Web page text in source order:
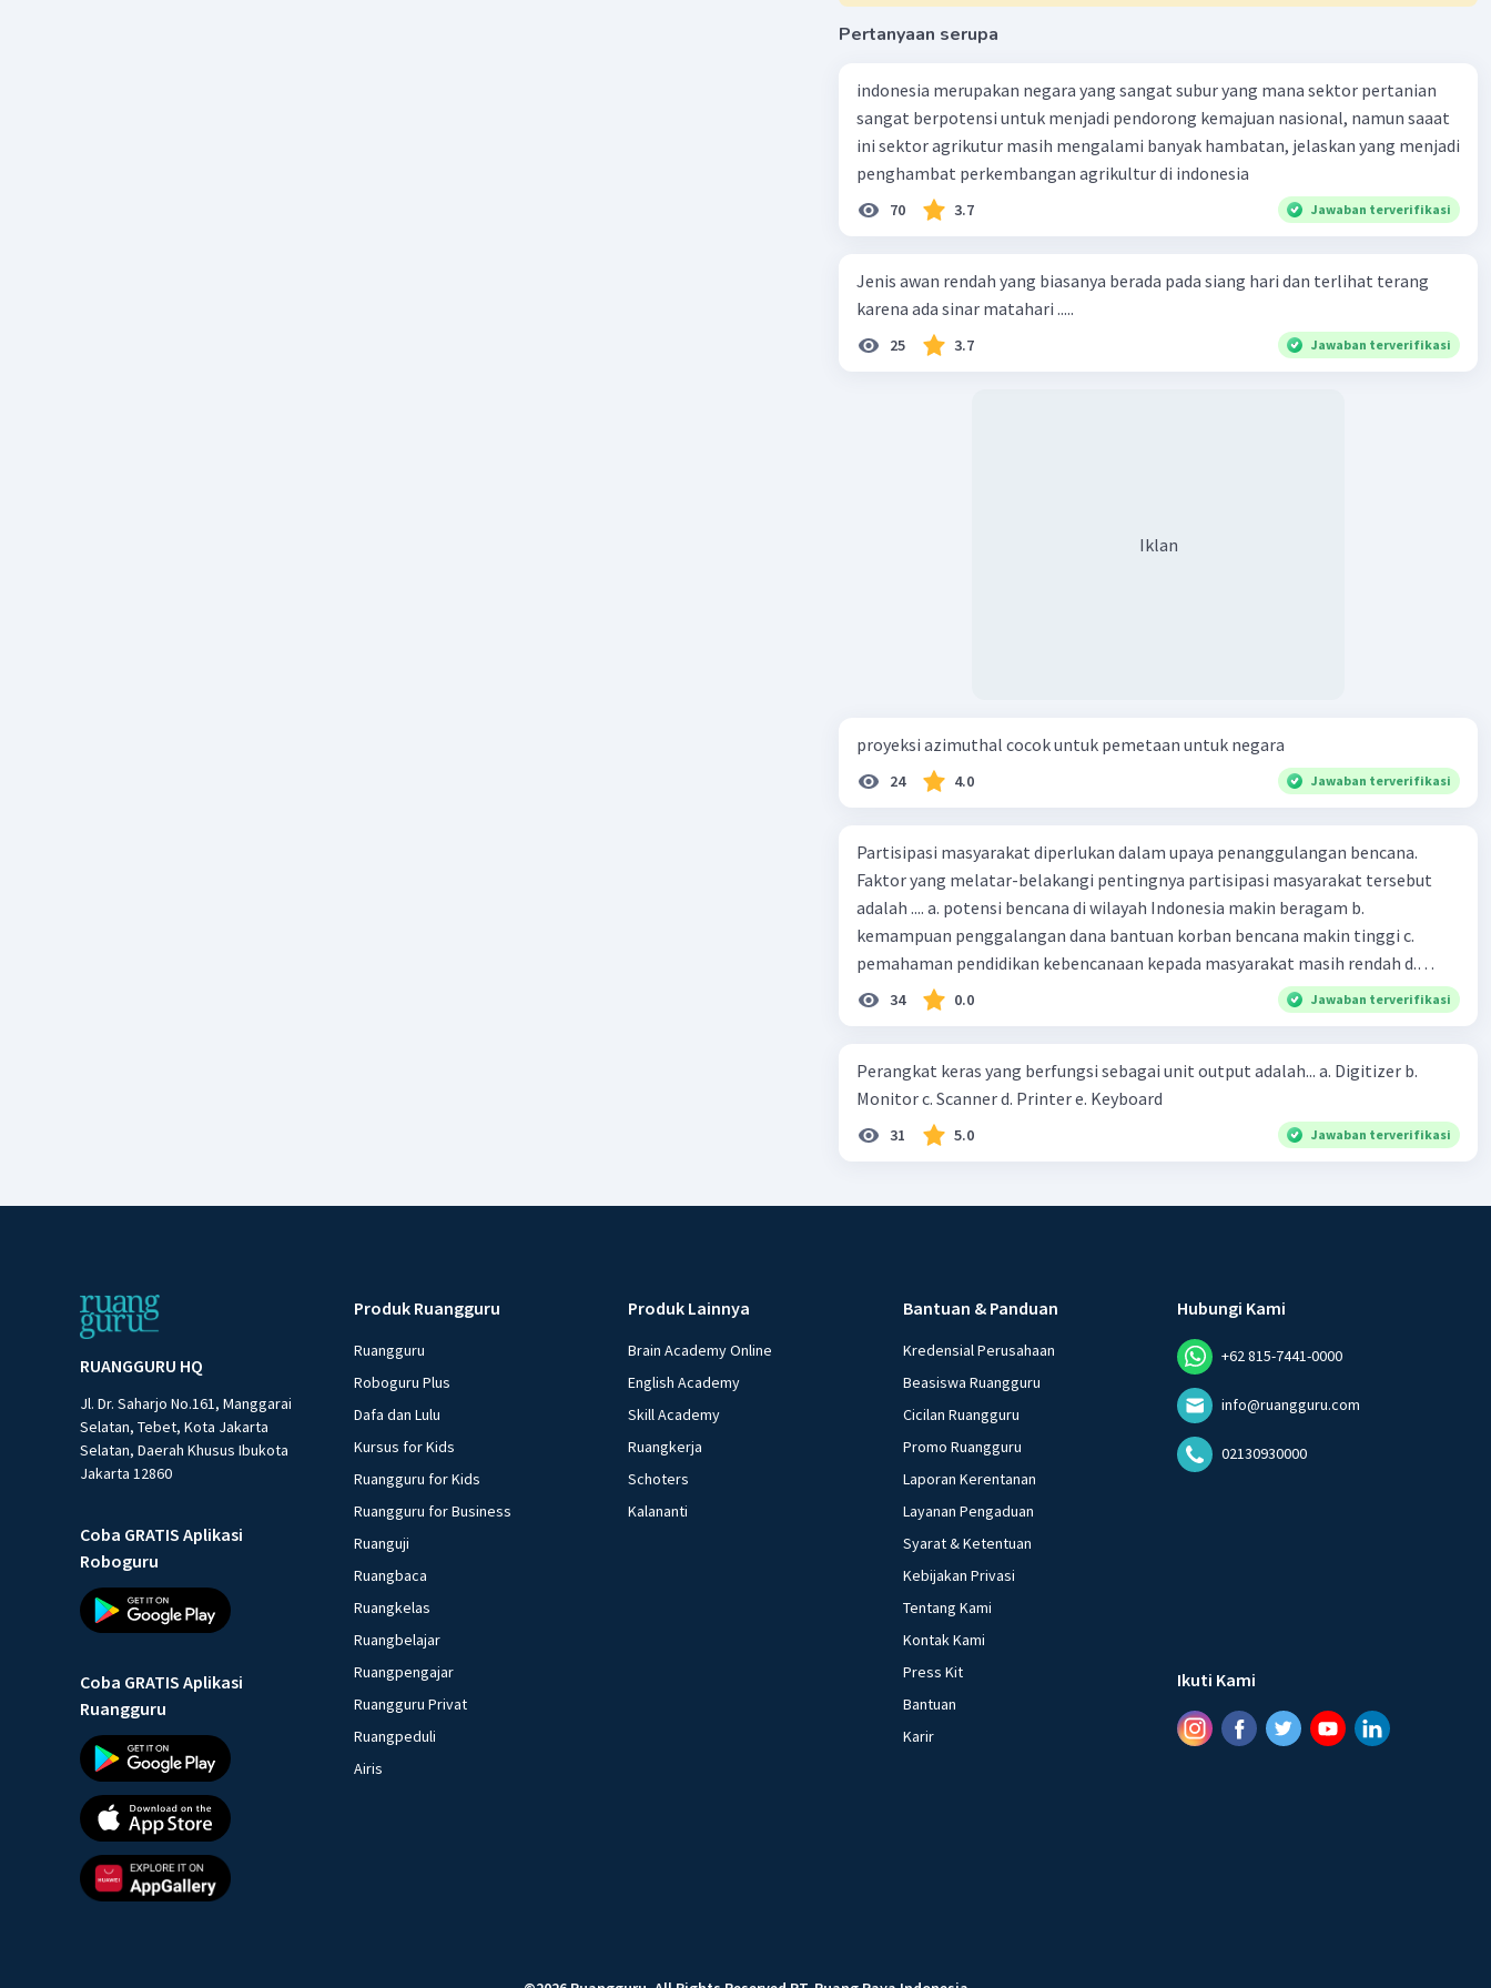
Iklan
Pertanyaan serupa
indonesia merupakan negara yang sangat subur yang mana sektor pertanian
sangat berpotensi untuk menjadi pendorong kemajuan nasional, namun saaat
ini sektor agrikutur masih mengalami banyak hambatan, jelaskan yang menjadi
penghambat perkembangan agrikultur di indonesia
70 3.7 Jawaban terverifikasi
Jenis awan rendah yang biasanya berada pada siang hari dan terlihat terang
karena ada sinar matahari .....
25 3.7 Jawaban terverifikasi
Iklan
proyeksi azimuthal cocok untuk pemetaan untuk negara
24 4.0 Jawaban terverifikasi
Partisipasi masyarakat diperlukan dalam upaya penanggulangan bencana.
Faktor yang melatar-belakangi pentingnya partisipasi masyarakat tersebut
adalah .... a. potensi bencana di wilayah Indonesia makin beragam b.
kemampuan penggalangan dana bantuan korban bencana makin tinggi c.
pemahaman pendidikan kebencanaan kepada masyarakat masih rendah d.
masyarakat merupakan pihak yang langsung berhadapan dengan bencana e.
kepercayaan pemerintah bahwa masyarakat mampu mengatasi bencana
34 0.0 Jawaban terverifikasi
Perangkat keras yang berfungsi sebagai unit output adalah... a. Digitizer b.
Monitor c. Scanner d. Printer e. Keyboard
31 5.0 Jawaban terverifikasi
RUANGGURU HQ
Jl. Dr. Saharjo No.161, Manggarai
Selatan, Tebet, Kota Jakarta
Selatan, Daerah Khusus Ibukota
Jakarta 12860
Coba GRATIS Aplikasi
Roboguru
Coba GRATIS Aplikasi
Ruangguru
Produk Ruangguru
Ruangguru
Roboguru Plus
Dafa dan Lulu
Kursus for Kids
Ruangguru for Kids
Ruangguru for Business
Ruanguji
Ruangbaca
Ruangkelas
Ruangbelajar
Ruangpengajar
Ruangguru Privat
Ruangpeduli
Airis
Produk Lainnya
Brain Academy Online
English Academy
Skill Academy
Ruangkerja
Schoters
Kalananti
Bantuan & Panduan
Kredensial Perusahaan
Beasiswa Ruangguru
Cicilan Ruangguru
Promo Ruangguru
Laporan Kerentanan
Layanan Pengaduan
Syarat & Ketentuan
Kebijakan Privasi
Tentang Kami
Kontak Kami
Press Kit
Bantuan
Karir
Hubungi Kami
+62 815-7441-0000
info@ruangguru.com
02130930000
Ikuti Kami